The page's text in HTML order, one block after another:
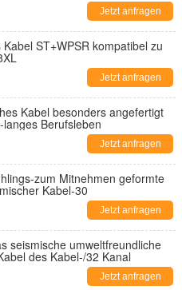
Jetzt anfragen
ST+WPSR kompatibel zu
Jetzt anfragen
Kabel besonders angefertigt
Berufsleben
Jetzt anfragen
zum Mitnehmen geformte
Kabel-30
Jetzt anfragen
seismische umweltfreundliche
des Kabel-/32 Kanal
Jetzt anfragen